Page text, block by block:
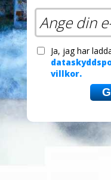
Ja, jag har
villkor.